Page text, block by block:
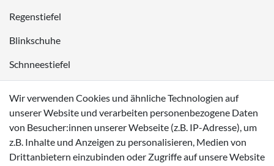
Regenstiefel
Blinkschuhe
Schnneestiefel
Sneaker
Zahlungsmöglichkeiten
Wir verwenden Cookies und ähnliche Technologien auf
unserer Website und verarbeiten personenbezogene Daten
von Besucher:innen unserer Webseite (z.B. IP-Adresse), um
z.B. Inhalte und Anzeigen zu personalisieren, Medien von
Drittanbietern einzubinden oder Zugriffe auf unsere Website